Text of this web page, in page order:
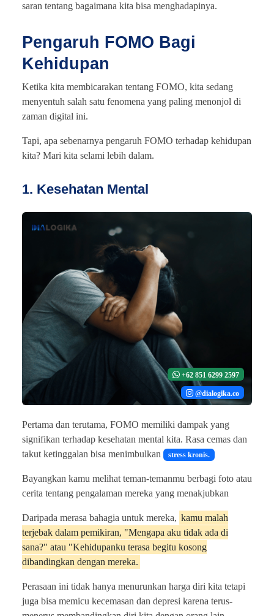
saran tentang bagaimana kita bisa menghadapinya.
Pengaruh FOMO Bagi
Kehidupan
Ketika kita membicarakan tentang FOMO, kita sedang
menyentuh salah satu fenomena yang paling menonjol di
zaman digital ini.
Tapi, apa sebenarnya pengaruh FOMO terhadap kehidupan
kita? Mari kita selami lebih dalam.
1. Kesehatan Mental
+62 851 6299 2597
@dialogika.co
Pertama dan terutama, FOMO memiliki dampak yang
signifikan terhadap kesehatan mental kita. Rasa cemas dan
takut ketinggalan bisa menimbulkan
stress kronis.
Bayangkan kamu melihat teman-temanmu berbagi foto atau
cerita tentang pengalaman mereka yang menakjubkan
Daripada merasa bahagia untuk mereka, kamu malah
terjebak dalam pemikiran, "Mengapa aku tidak ada di
sana?" atau "Kehidupanku terasa begitu kosong
dibandingkan dengan mereka.
Perasaan ini tidak hanya menurunkan harga diri kita tetapi
juga bisa memicu kecemasan dan depresi karena terus-